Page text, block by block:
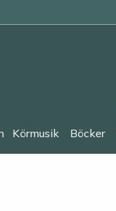
Körmusik Böcker